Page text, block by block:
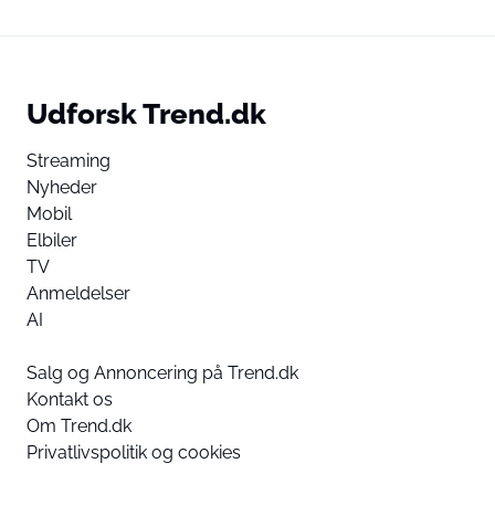
Udforsk Trend.dk
Streaming
Nyheder
Mobil
Elbiler
TV
Anmeldelser
AI
Salg og Annoncering på Trend.dk
Kontakt os
Om Trend.dk
Privatlivspolitik og cookies